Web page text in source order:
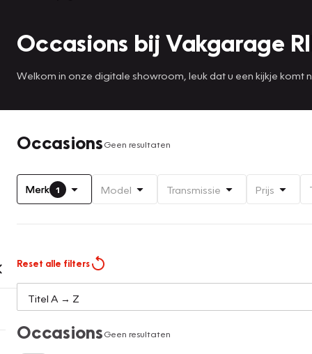
Occasions bij Vakgarage
Welkom in onze digitale showroom, leuk dat u een kijkje komt
OccasionsGeen resultaten
Merk 1 Model Transmissie Prijs
Reset alle filters
OccasionsGeen resultaten